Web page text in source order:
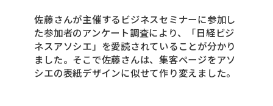
佐藤さんが主催するビジネスセミナーに参加し
た参加者のアンケート調査により、「日経ビジ
ネスアソシエ」を愛読されていることが分かり
ました。そこで佐藤さんは、集客ページをアソ
シエの表紙デザインに似せて作り変えました。